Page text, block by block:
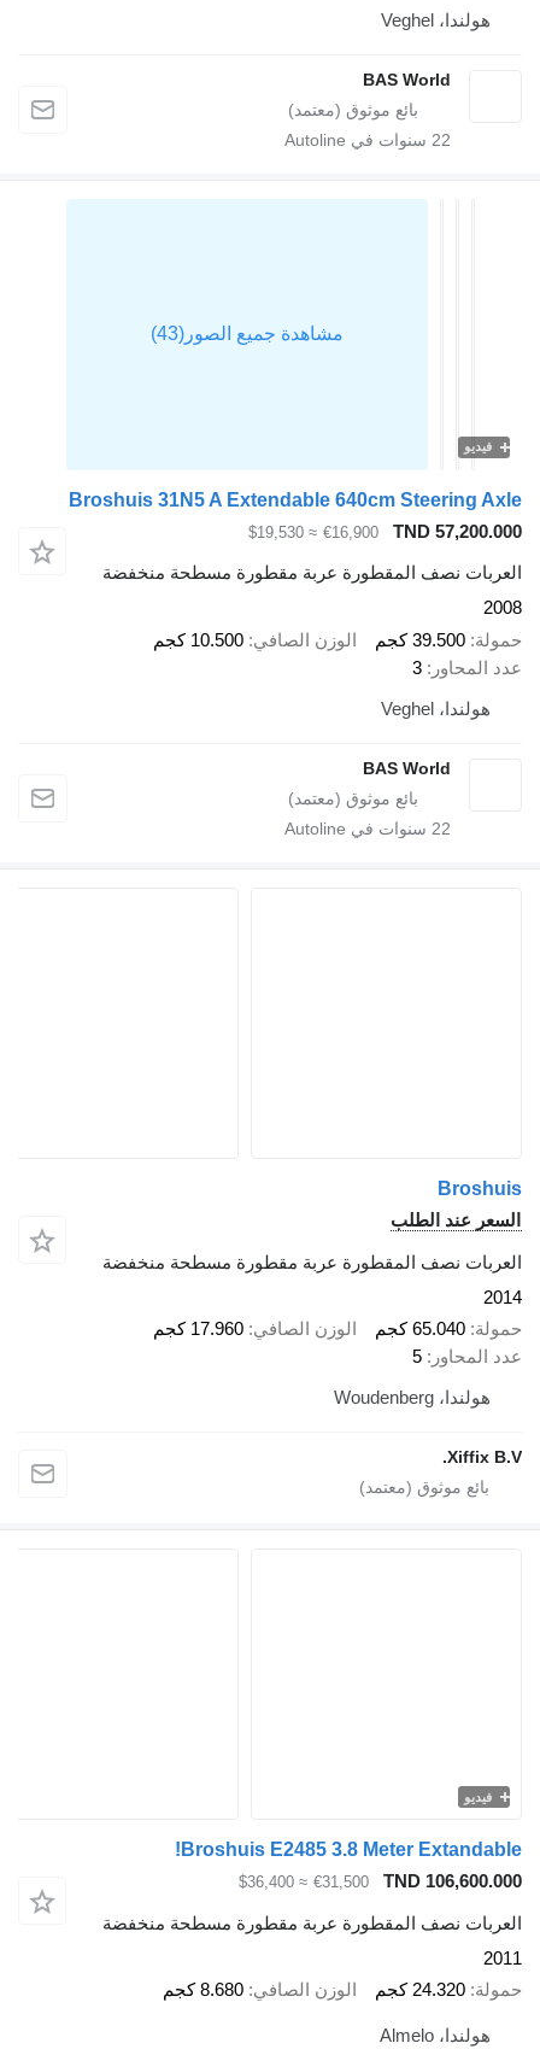
هولندا، Veghel
BAS World
22 سنوات في Autoline
فيديو
Broshuis 31N5 A Extendable 640cm Steering Axle
TND 57,200.000
€16,900
≈ $19,530
العربات نصف المقطورة عربة مقطورة مسطحة منخفضة
2008
حمولة 39.500 كجم الوزن الصافي 10.500 كجم
عدد المحاور
3
هولندا، Veghel
BAS World
22 سنوات في Autoline
Broshuis
السعر عند الطلب
العربات نصف المقطورة عربة مقطورة مسطحة منخفضة
2014
حمولة 65.040 كجم الوزن الصافي 17.960 كجم
عدد المحاور
5
هولندا، Woudenberg
Xiffix B.V.
فيديو
Broshuis E2485 3.8 Meter Extandable!
TND 106,600.000
€31,500
≈ $36,400
العربات نصف المقطورة عربة مقطورة مسطحة منخفضة
2011
حمولة 24.320 كجم الوزن الصافي 8.680 كجم
هولندا، Almelo